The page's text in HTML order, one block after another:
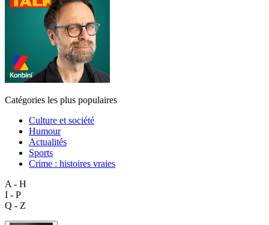
Catégories les plus populaires
Culture et société
Humour
Actualités
Sports
Crime : histoires vraies
A - H
I - P
Q - Z